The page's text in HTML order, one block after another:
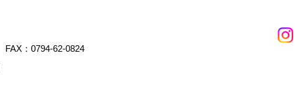
FAX：0794-62-0824